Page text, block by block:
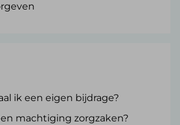
ik een eigen bijdrage?
machtiging zorgzaken?